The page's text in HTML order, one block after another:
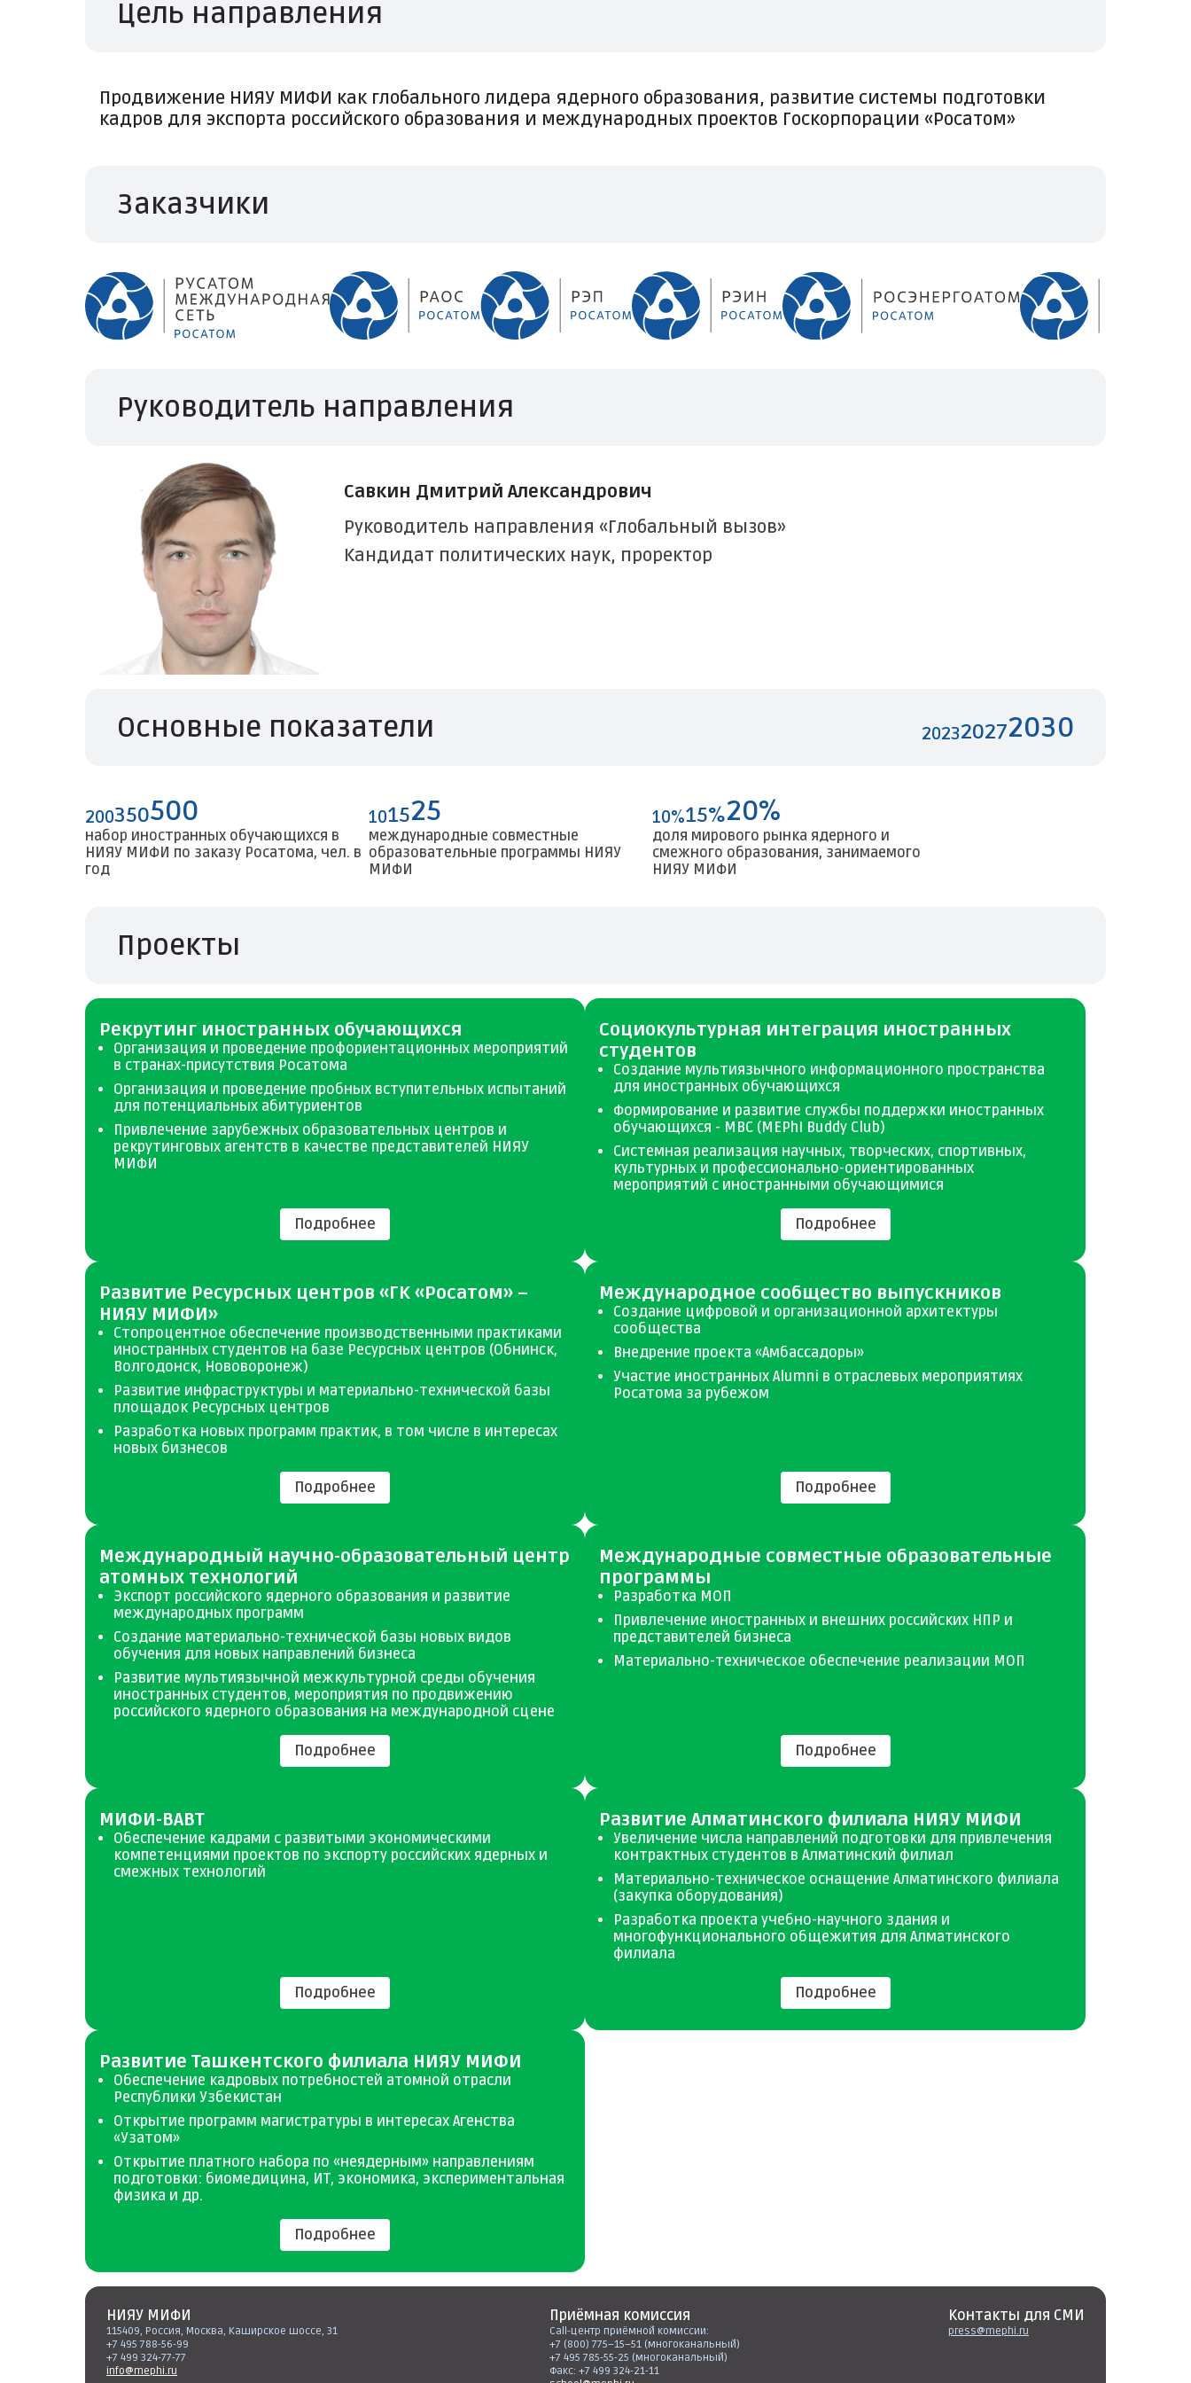
Цель направления
Продвижение НИЯУ МИФИ как глобального лидера ядерного образования, развитие системы подготовки
кадров для экспорта российского образования и международных проектов Госкорпорации «Росатом»
Заказчики
Руководитель направления
Савкин Дмитрий Александрович
Руководитель направления «Глобальный вызов»
Кандидат политических наук, проректор
Основные показатели 202320272030
200350500
набор иностранных обучающихся в
НИЯУ МИФИ по заказу Росатома, чел. в
год
101525
международные совместные
образовательные программы НИЯУ
МИФИ
10%15%20%
доля мирового рынка ядерного и
смежного образования, занимаемого
НИЯУ МИФИ
Проекты
Рекрутинг иностранных обучающихся
Организация и проведение профориентационных мероприятий
в странах-присутствия Росатома
Организация и проведение пробных вступительных испытаний
для потенциальных абитуриентов
Привлечение зарубежных образовательных центров и
рекрутинговых агентств в качестве представителей НИЯУ
МИФИ
Подробнее
Социокультурная интеграция иностранных
студентов
Создание мультиязычного информационного пространства
для иностранных обучающихся
Формирование и развитие службы поддержки иностранных
обучающихся - MBC (MEPhI Buddy Club)
Системная реализация научных, творческих, спортивных,
культурных и профессионально-ориентированных
мероприятий с иностранными обучающимися
Подробнее
Развитие Ресурсных центров «ГК «Росатом» –
НИЯУ МИФИ»
Стопроцентное обеспечение производственными практиками
иностранных студентов на базе Ресурсных центров (Обнинск,
Волгодонск, Нововоронеж)
Развитие инфраструктуры и материально-технической базы
площадок Ресурсных центров
Разработка новых программ практик, в том числе в интересах
новых бизнесов
Подробнее
Международное сообщество выпускников
Создание цифровой и организационной архитектуры
сообщества
Внедрение проекта «Амбассадоры»
Участие иностранных Alumni в отраслевых мероприятиях
Росатома за рубежом
Подробнее
Международный научно-образовательный центр
атомных технологий
Экспорт российского ядерного образования и развитие
международных программ
Создание материально-технической базы новых видов
обучения для новых направлений бизнеса
Развитие мультиязычной межкультурной среды обучения
иностранных студентов, мероприятия по продвижению
российского ядерного образования на международной сцене
Подробнее
Международные совместные образовательные
программы
Разработка МОП
Привлечение иностранных и внешних российских НПР и
представителей бизнеса
Материально-техническое обеспечение реализации МОП
Подробнее
МИФИ-ВАВТ
Обеспечение кадрами с развитыми экономическими
компетенциями проектов по экспорту российских ядерных и
смежных технологий
Подробнее
Развитие Алматинского филиала НИЯУ МИФИ
Увеличение числа направлений подготовки для привлечения
контрактных студентов в Алматинский филиал
Материально-техническое оснащение Алматинского филиала
(закупка оборудования)
Разработка проекта учебно-научного здания и
многофункционального общежития для Алматинского
филиала
Подробнее
Развитие Ташкентского филиала НИЯУ МИФИ
Обеспечение кадровых потребностей атомной отрасли
Республики Узбекистан
Открытие программ магистратуры в интересах Агенства
«Узатом»
Открытие платного набора по «неядерным» направлениям
подготовки: биомедицина, ИТ, экономика, экспериментальная
физика и др.
Подробнее
НИЯУ МИФИ
115409, Россия, Москва, Каширское шоссе, 31
+7 495 788-56-99
+7 499 324-77-77
info@mephi.ru
Приёмная комиссия
Call-центр приёмной комиссии:
+7 (800) 775–15–51 (многоканальный)
+7 495 785-55-25 (многоканальный)
Факс: +7 499 324-21-11
Контакты для СМИ
press@mephi.ru